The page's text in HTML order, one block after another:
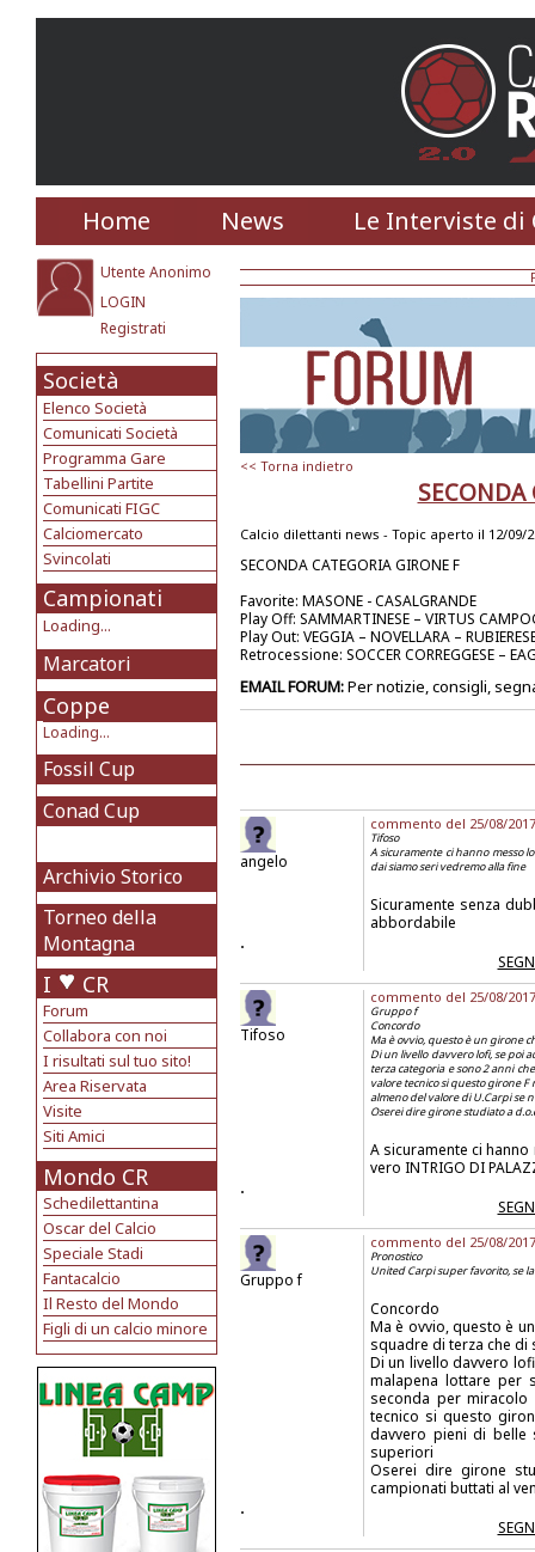
Home News Le Interviste di
Utente Anonimo
LOGIN
Registrati
Società
Elenco Società
Comunicati Società
Programma Gare
Tabellini Partite
Comunicati FIGC
Calciomercato
Svincolati
Campionati
Loading...
Marcatori
Coppe
Loading...
Fossil Cup
Conad Cup
Archivio Storico
Torneo della
Montagna
I CR
Forum
Collabora con noi
I risultati sul tuo sito!
Area Riservata
Visite
Siti Amici
Mondo CR
Schedilettantina
Oscar del Calcio
Speciale Stadi
Fantacalcio
Il Resto del Mondo
Figli di un calcio minore
<< Torna indietro
SECONDA
Calcio dilettanti news - Topic aperto il 12/09/
SECONDA CATEGORIA GIRONE F
Favorite: MASONE - CASALGRANDE
Play Off: SAMMARTINESE – VIRTUS
Play Out: VEGGIA – NOVELLARA –
Retrocessione: SOCCER CORREGGESE –
EMAIL FORUM:Per notizie, consigli,
angelo
commento del 25/08/
Tifoso
A sicuramente ci hanno messo
dai siamo seri vedremo alla fine
Sicuramente senza
abbordabile
.
Tifoso
commento del 25/08/
Gruppo f
Concordo
Ma è ovvio, questo è un girone
Di un livello davvero lofi, se poi
terza categoria e sono 2 anni
valore tecnico si questo girone
almeno del valore di U.Carpi se
Oserei dire girone studiato a
A sicuramente ci
vero INTRIGO DI
.
Gruppo f
commento del 25/08/
Pronostico
United Carpi super favorito, se
Concordo
Ma è ovvio, questo è
squadre di terza che di
Di un livello davvero
malapena lottare per
seconda per
tecnico si questo
davvero pieni di belle
superiori
Oserei dire girone
campionati buttati al
.